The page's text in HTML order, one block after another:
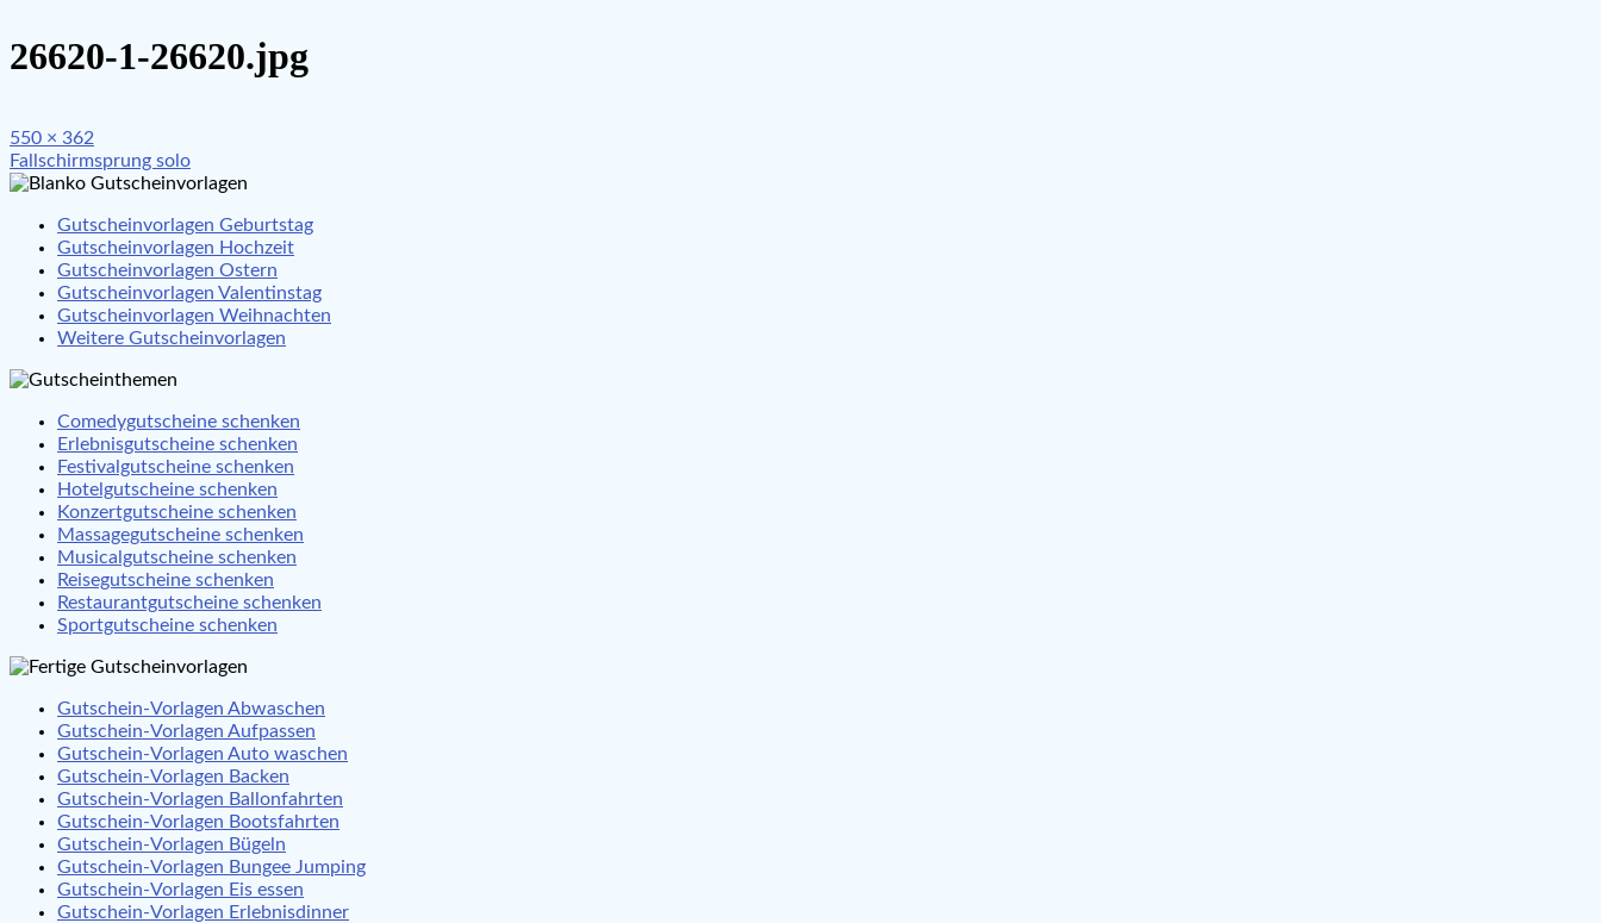
26620-1-26620.jpg
Full
size
550 × 362
Beitragsnavigation
Fallschirmsprung solo
Gutscheinvorlagen Geburtstag
Gutscheinvorlagen Hochzeit
Gutscheinvorlagen Ostern
Gutscheinvorlagen Valentinstag
Gutscheinvorlagen Weihnachten
Weitere Gutscheinvorlagen
Comedygutscheine schenken
Erlebnisgutscheine schenken
Festivalgutscheine schenken
Hotelgutscheine schenken
Konzertgutscheine schenken
Massagegutscheine schenken
Musicalgutscheine schenken
Reisegutscheine schenken
Restaurantgutscheine schenken
Sportgutscheine schenken
Gutschein-Vorlagen Abwaschen
Gutschein-Vorlagen Aufpassen
Gutschein-Vorlagen Auto waschen
Gutschein-Vorlagen Backen
Gutschein-Vorlagen Ballonfahrten
Gutschein-Vorlagen Bootsfahrten
Gutschein-Vorlagen Bügeln
Gutschein-Vorlagen Bungee Jumping
Gutschein-Vorlagen Eis essen
Gutschein-Vorlagen Erlebnisdinner